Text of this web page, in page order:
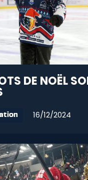
DE NOËL
16/12/2024